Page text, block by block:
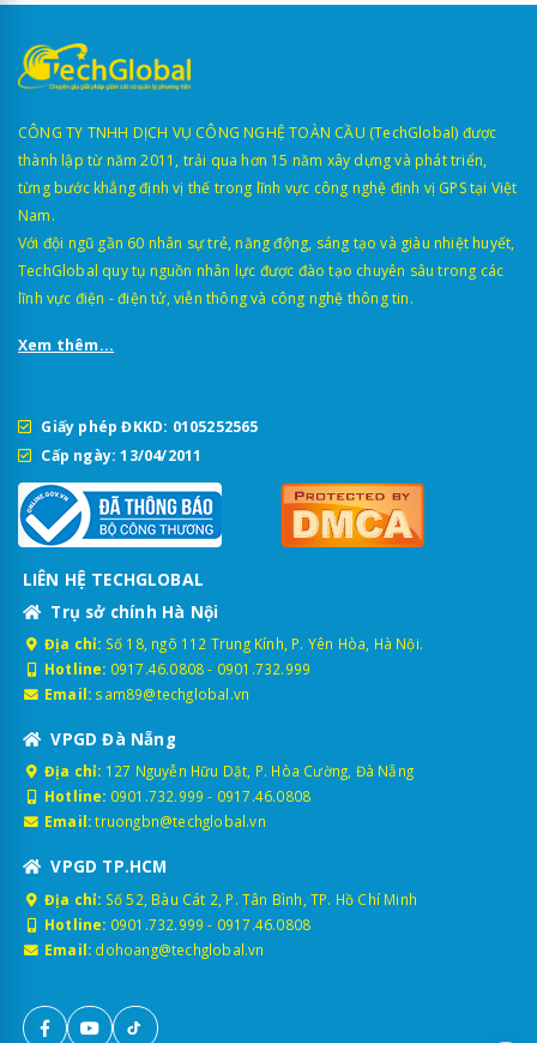
CÔNG TY TNHH DỊCH VỤ CÔNG NGHỆ TOÀN CẦU (TechGlobal) được
thành lập từ năm 2011, trải qua hơn 15 năm xây dựng và phát triển,
từng bước khẳng định vị thế trong lĩnh vực công nghệ định vị GPS tại Việt
Nam.
Với đội ngũ gần 60 nhân sự trẻ, năng động, sáng tạo và giàu nhiệt huyết,
TechGlobal quy tụ nguồn nhân lực được đào tạo chuyên sâu trong các
lĩnh vực điện - điện tử, viễn thông và công nghệ thông tin.
Xem thêm...
Giấy phép ĐKKD: 0105252565
Cấp ngày: 13/04/2011
LIÊN HỆ TECHGLOBAL
Trụ sở chính Hà Nội
Địa chỉ: Số 18, ngõ 112 Trung Kính, P. Yên Hòa, Hà Nội.
Hotline: 0917.46.0808- 0901.732.999
Email: sam89@techglobal.vn
VPGD Đà Nẵng
Địa chỉ: 127 Nguyễn Hữu Dật, P. Hòa Cường, Đà Nẵng
Hotline: 0901.732.999 - 0917.46.0808
Email: truongbn@techglobal.vn
VPGD TP.HCM
Địa chỉ: Số 52, Bàu Cát 2, P. Tân Bình, TP. Hồ Chí Minh
Hotline: 0901.732.999 - 0917.46.0808
Email: dohoang@techglobal.vn